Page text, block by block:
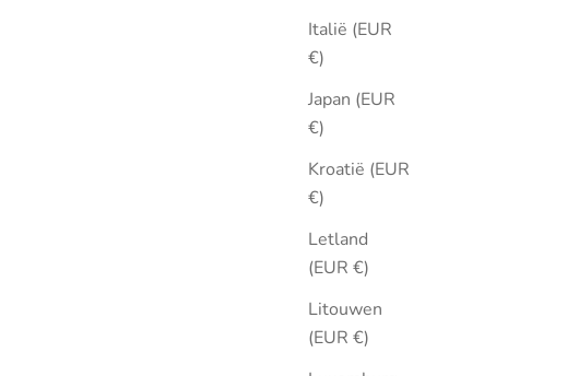
Italië (EUR
€)
Japan (EUR
€)
Kroatië (EUR
€)
Letland
(EUR €)
Litouwen
(EUR €)